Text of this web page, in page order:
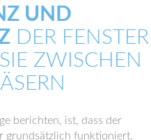
UND
DER FENSTER
ZWISCHEN
berichten, ist, dass der
grundsätzlich funktioniert,